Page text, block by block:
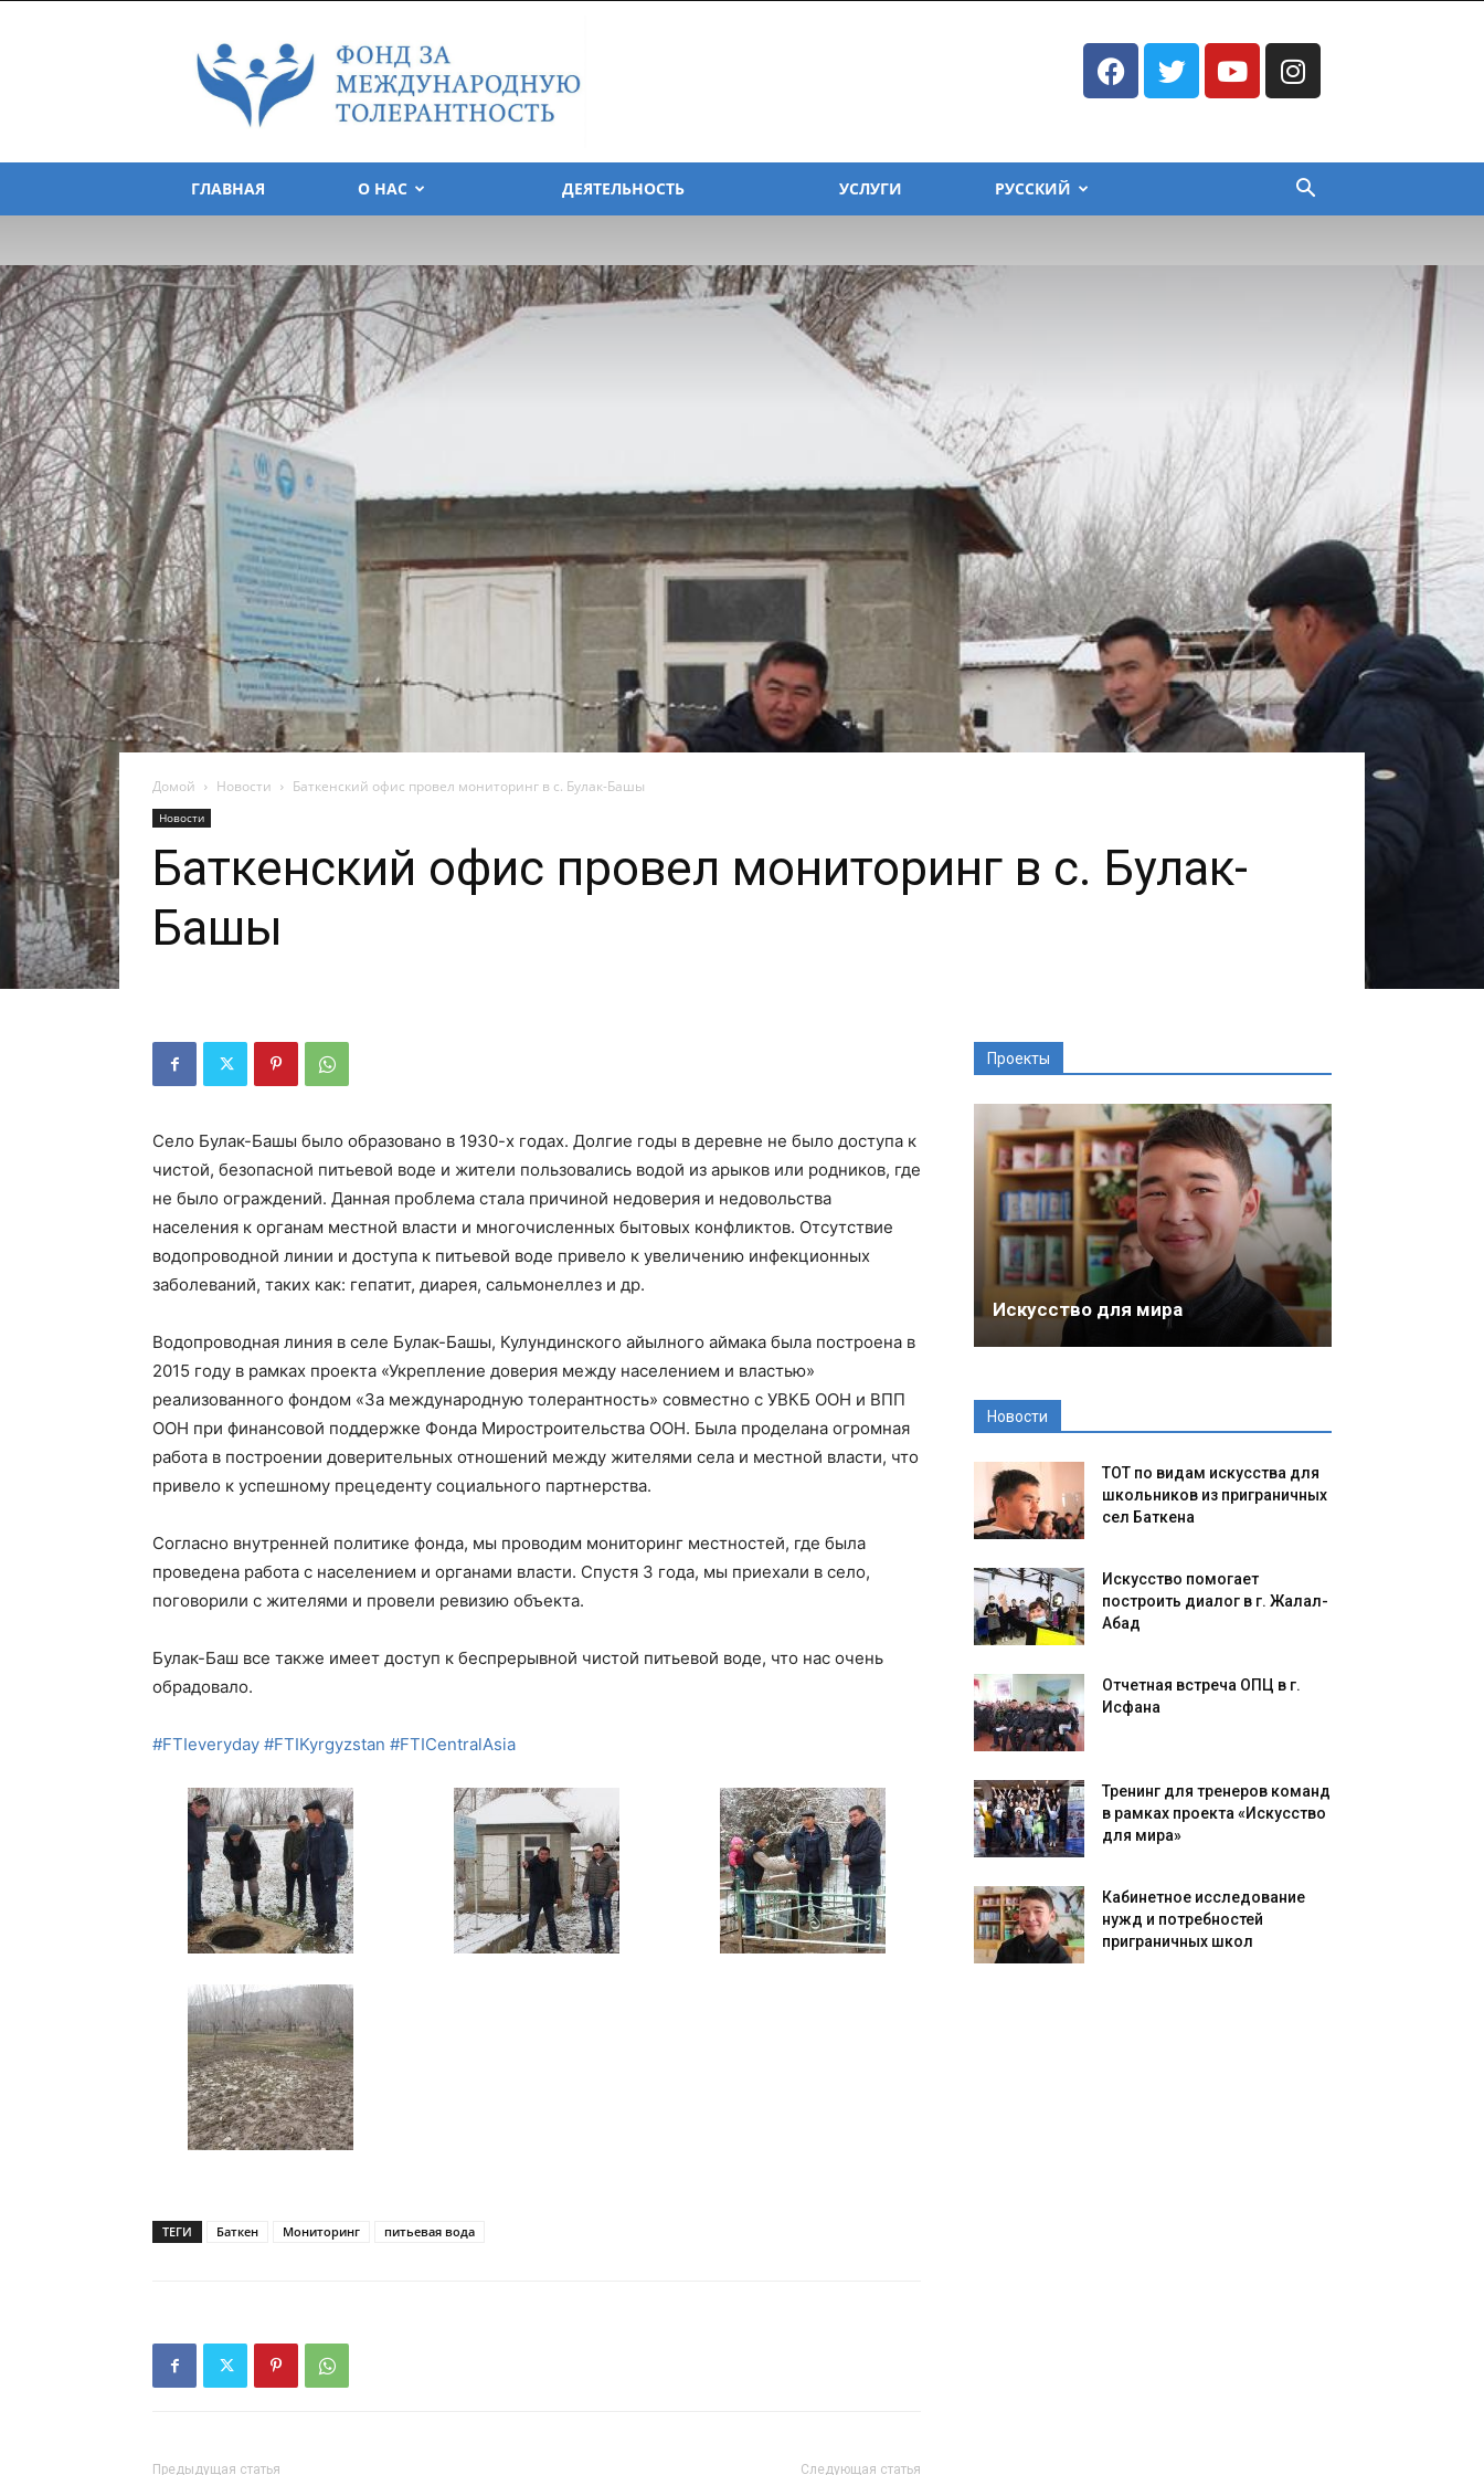
Foundation
for
Tolerance
International
ГЛАВНАЯ О НАС ДЕЯТЕЛЬНОСТЬ УСЛУГИ РУССКИЙ
Домой Новости Баткенский офис провел мониторинг в с. Булак-Башы
Новости
Баткенский офис провел мониторинг в с. Булак-
Башы
Село Булак-Башы было образовано в 1930-х годах. Долгие годы в деревне не было доступа к
чистой, безопасной питьевой воде и жители пользовались водой из арыков или родников, где
не было ограждений. Данная проблема стала причиной недоверия и недовольства
населения к органам местной власти и многочисленных бытовых конфликтов. Отсутствие
водопроводной линии и доступа к питьевой воде привело к увеличению инфекционных
заболеваний, таких как: гепатит, диарея, сальмонеллез и др.
Водопроводная линия в селе Булак-Башы, Кулундинского айылного аймака была построена в
2015 году в рамках проекта «Укрепление доверия между населением и властью»
реализованного фондом «За международную толерантность» совместно с УВКБ ООН и ВПП
ООН при финансовой поддержке Фонда Миростроительства ООН. Была проделана огромная
работа в построении доверительных отношений между жителями села и местной власти, что
привело к успешному прецеденту социального партнерства.
Согласно внутренней политике фонда, мы проводим мониторинг местностей, где была
проведена работа с населением и органами власти. Спустя 3 года, мы приехали в село,
поговорили с жителями и провели ревизию объекта.
Булак-Баш все также имеет доступ к беспрерывной чистой питьевой воде, что нас очень
обрадовало.
#FTIeveryday #FTIKyrgyzstan #FTICentralAsia
ТЕГИ Баткен Мониторинг питьевая вода
Предыдущая статья Следующая статья
Проекты
Искусство для мира
Новости
ТОТ по видам искусства для
школьников из приграничных
сел Баткена
Искусство помогает
построить диалог в г. Жалал-
Абад
Отчетная встреча ОПЦ в г.
Исфана
Тренинг для тренеров команд
в рамках проекта «Искусство
для мира»
Кабинетное исследование
нужд и потребностей
приграничных школ